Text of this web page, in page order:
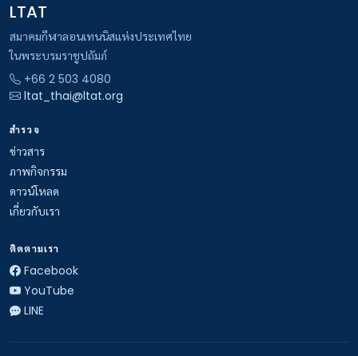
LTAT
สมาคมกีฬาลอนเทนนิสแห่งประเทศไทย
ในพระบรมราชูปถัมภ์
+66 2 503 4080
ltat_thai@ltat.org
สำรวจ
ข่าวสาร
ภาพกิจกรรม
ดาวน์โหลด
เกี่ยวกับเรา
ติดตามเรา
Facebook
YouTube
LINE